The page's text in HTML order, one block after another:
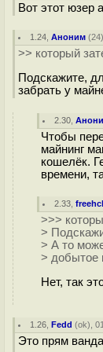
Вот этот юзер
1.24 ,Аноним (24
>> который
Подскажите,
забрать у
2.30 ,
Чтобы
майнинг
кошелёк.
времени,
2.33 ,
>>>
>
> А то
> добытое
Нет, так
1.26 ,Fedd (ok),
Это прям